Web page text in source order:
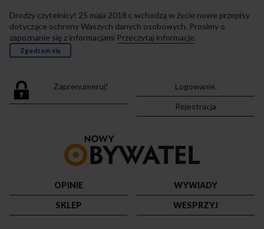
Drodzy czytelnicy! 25 maja 2018 r. wchodzą w życie nowe przepisy
dotyczące ochrony Waszych danych osobowych. Prosimy o
zapoznanie się z informacjami Przeczytaj informacje.
Zgadzam się
Zaprenumeruj!
Logowanie.
Rejestracja
strony
OPINIE
WYWIADY
SKLEP
WESPRZYJ